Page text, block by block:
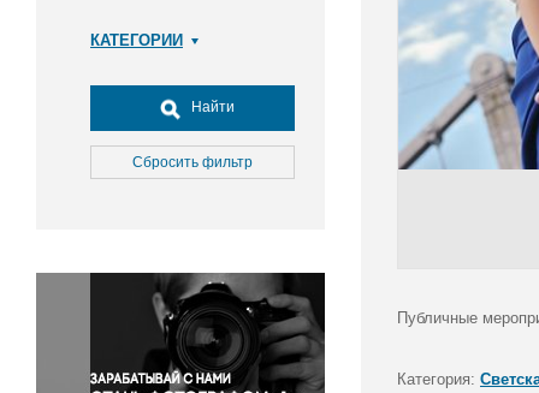
КАТЕГОРИИ
Досуг, туризм и отдых
Культура
Медицина
Окружающая среда
Политика
Правосудие
Происшествия и конфликты
Найти
Сбросить фильтр
Публичные
Категория: